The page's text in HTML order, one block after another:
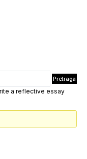
a reflective essay